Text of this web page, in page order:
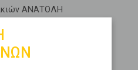
ΑΝΑΤΟΛΗ